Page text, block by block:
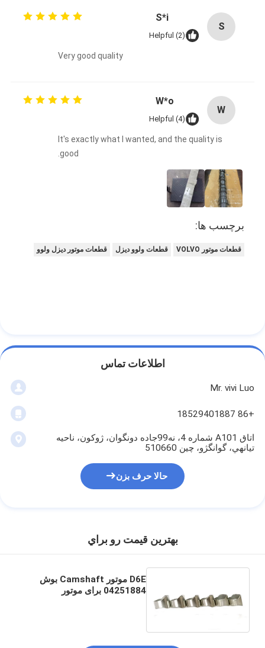
S
S*i
Helpful (2)
Very good quality
W
W*o
Helpful (4)
It's exactly what I wanted, and the quality is
good.
برچسب ها:
قطعات موتور VOLVO قطعات ولوو دیزل قطعات موتور دیزل ولوو
اطلاعات تماس
Mr. vivi Luo
+86 18529401887
اتاق A101 شماره 4، نه99جاده دونگوان، ژوکون، ناحيه
تيانهي، گوانگژو، چين 510660
حالا حرف بزن
بهترين قيمت رو براي
D6E موتور Camshaft بوش
04251884 برای موتور